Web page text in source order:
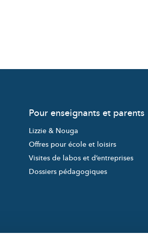
Pour enseignants et parents
Lizzie & Nouga
Offres pour école et loisirs
Visites de labos et d’entreprises
Dossiers pédagogiques